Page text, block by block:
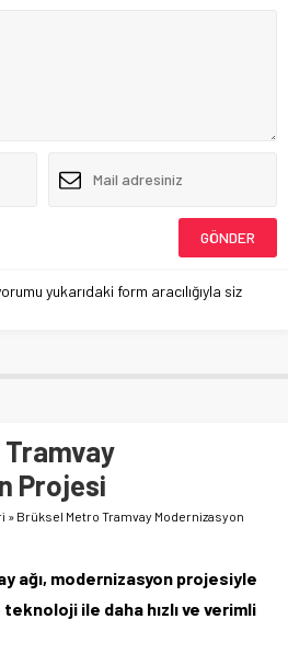
yukarıdaki form aracılığıyla siz
Projesi
» Brüksel Metro Tramvay Modernizasyon
ağı, modernizasyon projesiyle
ile daha hızlı ve verimli